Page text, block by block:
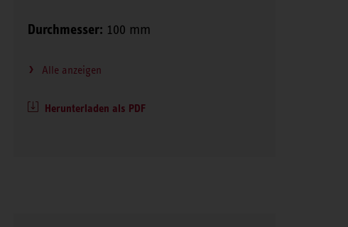
Durchmesser: 100 mm
Alle anzeigen
Herunterladen als PDF